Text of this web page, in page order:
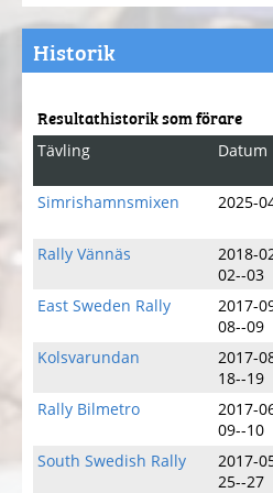
Historik
Resultathistorik som förare
Tävling Datum
Simrishamnsmixen 2025-
Rally Vännäs
2018-
02--03
East Sweden Rally
2017-
08--09
Kolsvarundan
2017-
18--19
Rally Bilmetro
2017-
09--10
South Swedish Rally
2017-
25--27